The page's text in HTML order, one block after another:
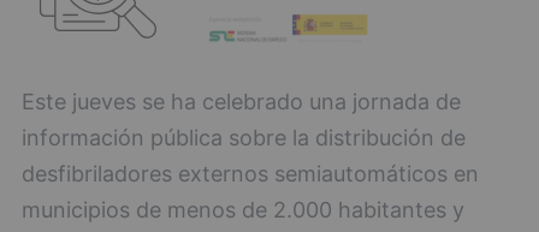
Este jueves se ha celebrado una jornada de
información pública sobre la distribución de
desfibriladores externos semiautomáticos en
municipios de menos de 2.000 habitantes y